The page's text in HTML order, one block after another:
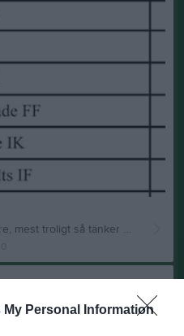
My Personal Information
Hej, Här har vi vårens motståndare, mest troligt så tänker motståndarna....shit, inte Ödåkra, The green giants...
1